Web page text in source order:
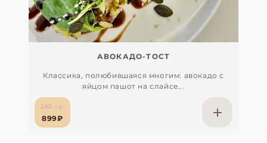
АВОКАДО-ТОСТ
Классика, полюбившаяся многим: авокадо с
яйцом пашот на слайсе...
280 гр.
899₽